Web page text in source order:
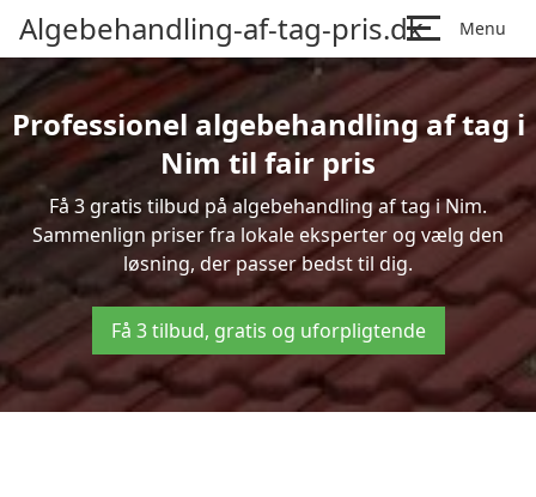
Algebehandling-af-tag-pris.dk Menu
Professionel algebehandling af tag i
Nim til fair pris
Få 3 gratis tilbud på algebehandling af tag i Nim.
Sammenlign priser fra lokale eksperter og vælg den
løsning, der passer bedst til dig.
Få 3 tilbud, gratis og uforpligtende